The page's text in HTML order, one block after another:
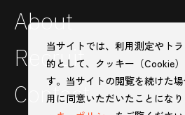
About
Recruit
Contact
当サイトでは、利用測定やト
的として、クッキー（Cookie
す。当サイトの閲覧を続けた
用に同意いただいたことにな